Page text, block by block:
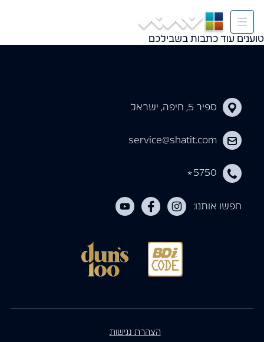
Tag: חדשות קרית חיים
טוענים עוד כתבות בשבילכם
ספיר 5, חיפה, ישראל
5750
*
service@shatit.com
חפשו אותנו:
הצהרת נגישות